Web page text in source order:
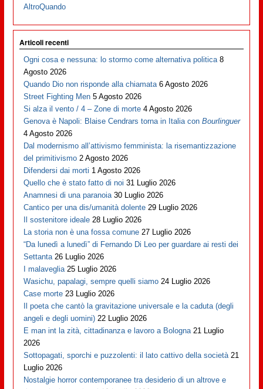
AltroQuando
Articoli recenti
Ogni cosa e nessuna: lo stormo come alternativa politica 8
Agosto 2026
Quando Dio non risponde alla chiamata 6 Agosto 2026
Street Fighting Men 5 Agosto 2026
Si alza il vento / 4 – Zone di morte 4 Agosto 2026
Genova è Napoli: Blaise Cendrars torna in Italia conBourlinguer
4 Agosto 2026
Dal modernismo all’attivismo femminista: la risemantizzazione
del primitivismo 2 Agosto 2026
Difendersi dai morti 1 Agosto 2026
Quello che è stato fatto di noi 31 Luglio 2026
Anamnesi di una paranoia 30 Luglio 2026
Cantico per una dis/umanità dolente 29 Luglio 2026
Il sostenitore ideale 28 Luglio 2026
La storia non è una fossa comune 27 Luglio 2026
“Da lunedì a lunedì” di Fernando Di Leo per guardare ai resti dei
Settanta 26 Luglio 2026
I malaveglia 25 Luglio 2026
Wasichu, papalagi, sempre quelli siamo 24 Luglio 2026
Case morte 23 Luglio 2026
Il poeta che cantò la gravitazione universale e la caduta (degli
angeli e degli uomini) 22 Luglio 2026
E man int la zità, cittadinanza e lavoro a Bologna 21 Luglio
2026
Sottopagati, sporchi e puzzolenti: il lato cattivo della società 21
Luglio 2026
Nostalgie horror contemporanee tra desiderio di un altrove e